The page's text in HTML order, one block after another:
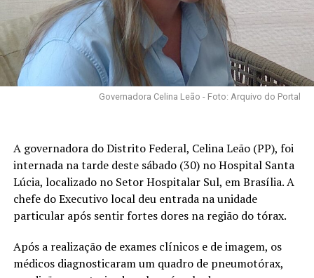
Governadora Celina Leão - Foto: Arquivo do Portal
A governadora do Distrito Federal, Celina Leão (PP), foi
internada na tarde deste sábado (30) no Hospital Santa
Lúcia, localizado no Setor Hospitalar Sul, em Brasília. A
chefe do Executivo local deu entrada na unidade
particular após sentir fortes dores na região do tórax.
Após a realização de exames clínicos e de imagem, os
médicos diagnosticaram um quadro de pneumotórax,